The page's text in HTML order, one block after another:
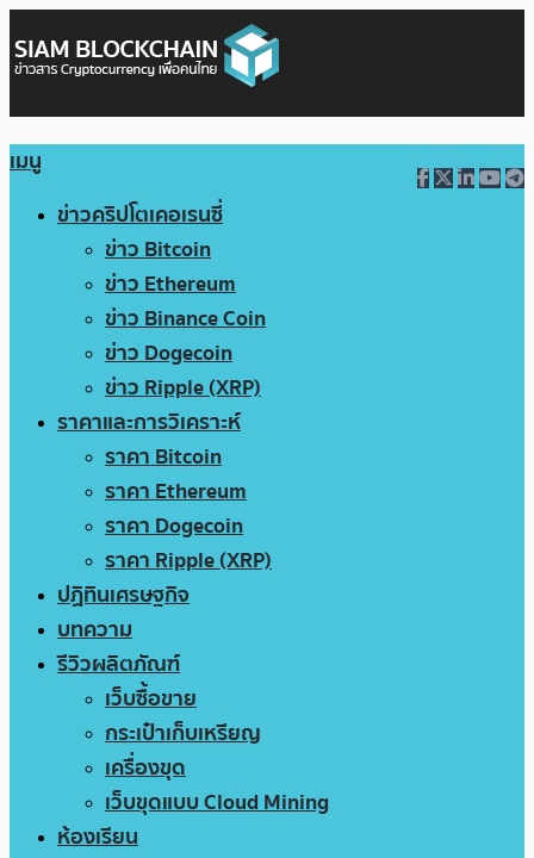
เมนู
ข่าวคริปโตเคอเรนซี่
ข่าว Bitcoin
ข่าว Ethereum
ข่าว Binance Coin
ข่าว Dogecoin
ข่าว Ripple (XRP)
ราคาและการวิเคราะห์
ราคา Bitcoin
ราคา Ethereum
ราคา Dogecoin
ราคา Ripple (XRP)
ปฏิทินเศรษฐกิจ
บทความ
รีวิวผลิตภัณฑ์
เว็บซื้อขาย
กระเป๋าเก็บเหรียญ
เครื่องขุด
เว็บขุดแบบ Cloud Mining
ห้องเรียน